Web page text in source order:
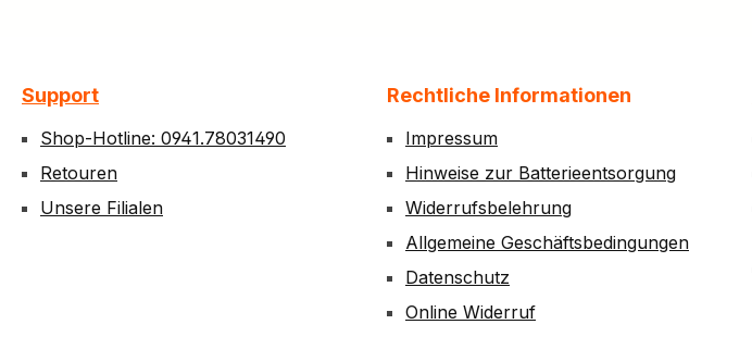
Support
Shop-Hotline: 0941.78031490
Retouren
Unsere Filialen
Rechtliche Informationen
Impressum
Hinweise zur Batterieentsorgung
Widerrufsbelehrung
Allgemeine Geschäftsbedingungen
Datenschutz
Online Widerruf